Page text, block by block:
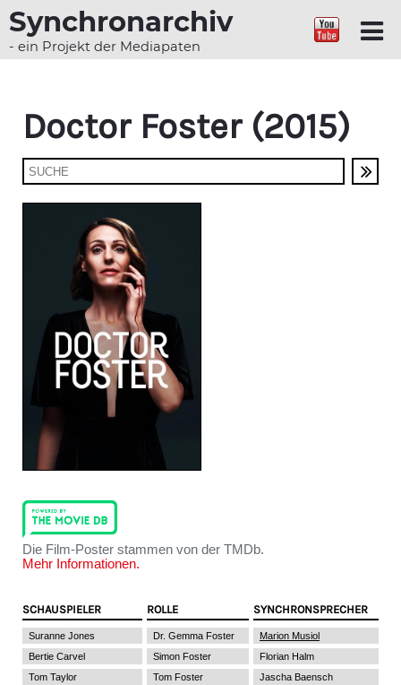
Synchronarchiv
- ein Projekt der Mediapaten
Doctor Foster (2015)
Die Film-Poster stammen von der TMDb.
Mehr Informationen.
SCHAUSPIELER ROLLE SYNCHRONSPRECHER
Suranne Jones Dr. Gemma Foster
Marion Musiol
Bertie Carvel
Simon Foster
Florian Halm
Tom Taylor
Tom Foster
Jascha Baensch